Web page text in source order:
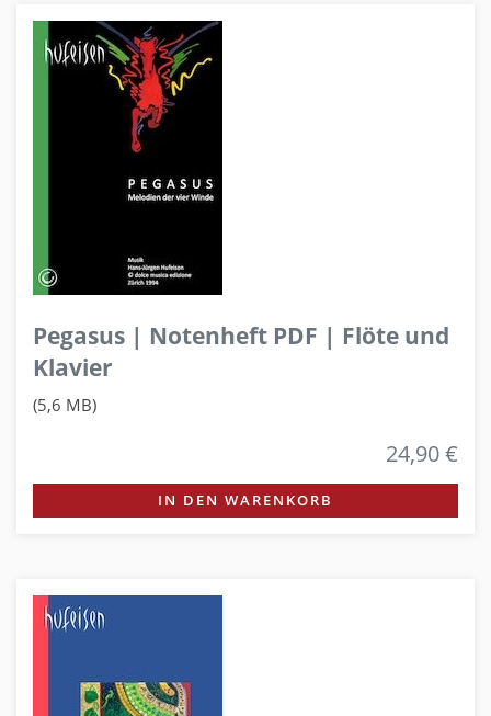
Pegasus | Notenheft PDF | Flöte und
Klavier
(5,6 MB)
24,90 €
IN DEN WARENKORB